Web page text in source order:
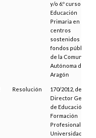
y/o 6.º curso de
Educación
Primaria en
centros
sostenidos con
fondos públicos
de la Comunidad
Autónoma de
Aragón
Resolución
170/2012, del
Director General
de Educación,
Formación
Profesional y
Universidades,